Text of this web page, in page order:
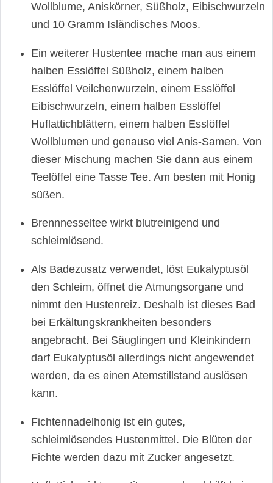
Wollblume, Aniskörner, Süßholz, Eibischwurzeln
und 10 Gramm Isländisches Moos.
Ein weiterer Hustentee mache man aus einem
halben Esslöffel Süßholz, einem halben
Esslöffel Veilchenwurzeln, einem Esslöffel
Eibischwurzeln, einem halben Esslöffel
Huflattichblättern, einem halben Esslöffel
Wollblumen und genauso viel Anis-Samen. Von
dieser Mischung machen Sie dann aus einem
Teelöffel eine Tasse Tee. Am besten mit Honig
süßen.
Brennnesseltee wirkt blutreinigend und
schleimlösend.
Als Badezusatz verwendet, löst Eukalyptusöl
den Schleim, öffnet die Atmungsorgane und
nimmt den Hustenreiz. Deshalb ist dieses Bad
bei Erkältungskrankheiten besonders
angebracht. Bei Säuglingen und Kleinkindern
darf Eukalyptusöl allerdings nicht angewendet
werden, da es einen Atemstillstand auslösen
kann.
Fichtennadelhonig ist ein gutes,
schleimlösendes Hustenmittel. Die Blüten der
Fichte werden dazu mit Zucker angesetzt.